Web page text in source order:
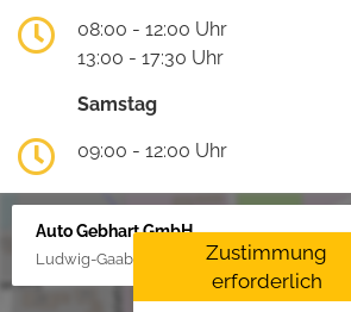
08:00 - 12:00 Uhr
13:00 - 17:30 Uhr
Samstag
09:00 - 12:00 Uhr
Auto Gebhart GmbH
Ludwig-Gaab-Str. 4, 88427 Bad Schussenried
Zustimmung
erforderlich